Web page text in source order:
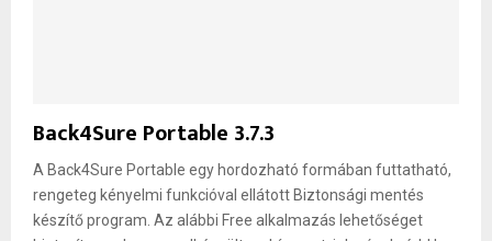
Back4Sure Portable 3.7.3
A Back4Sure Portable egy hordozható formában futtatható,
rengeteg kényelmi funkcióval ellátott Biztonsági mentés
készítő program. Az alábbi Free alkalmazás lehetőséget